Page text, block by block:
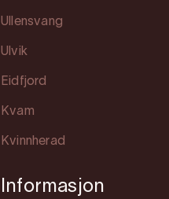
Ullensvang
Ulvik
Eidfjord
Kvam
Kvinnherad
Informasjon